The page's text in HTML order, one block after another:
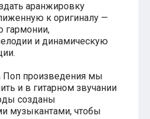
Кольца
аранжировку
к оригиналу —
гармонии,
и динамическую
Поп произведения мы
и в гитарном звучании
созданы
музыкантами, чтобы